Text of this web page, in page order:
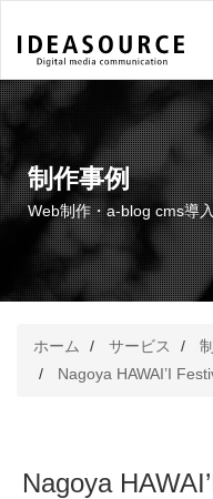
制作事例
Web制作・a-blog cms導
ホーム サービス
Nagoya HAWAI’I
Nagoya